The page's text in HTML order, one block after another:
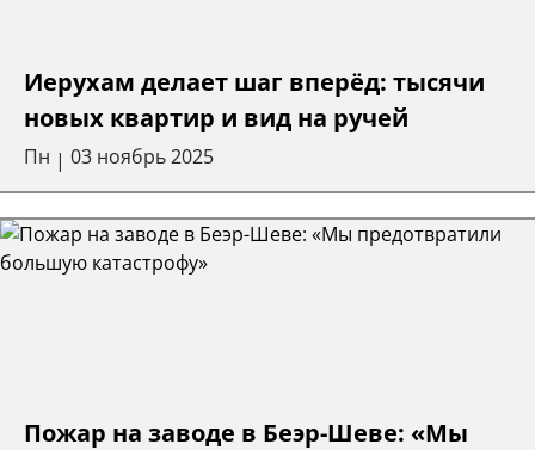
Иерухам делает шаг вперёд: тысячи
новых квартир и вид на ручей
Пн | 03 ноябрь 2025
Пожар на заводе в Беэр-Шеве: «Мы